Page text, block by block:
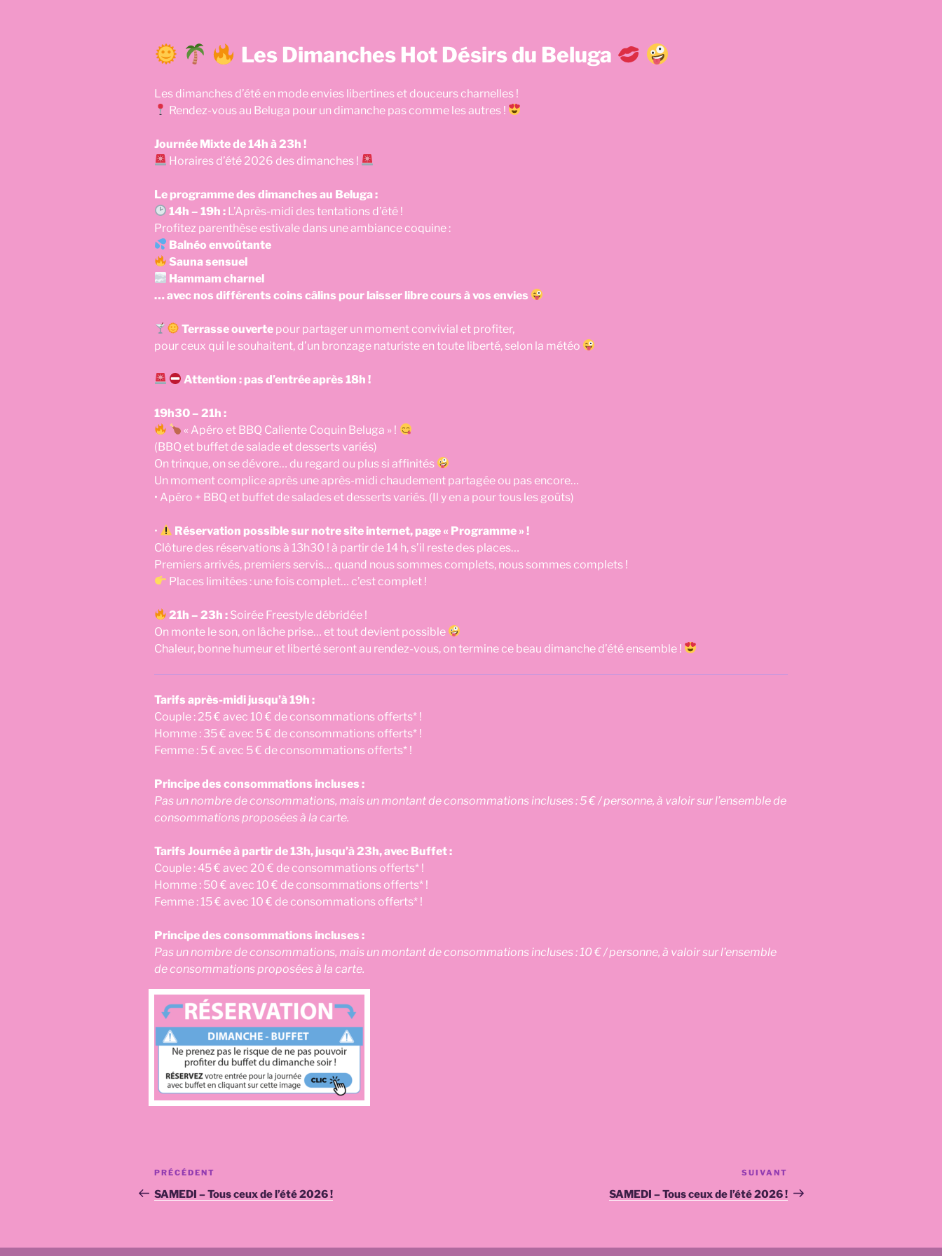
Les Dimanches Hot Désirs du Beluga
Les dimanches d’été en mode envies libertines et douceurs charnelles !
Rendez-vous au Beluga pour un dimanche pas comme les autres !
Journée Mixte de 14h à 23h !
Horaires d’été 2026 des dimanches !
Le programme des dimanches au Beluga :
14h – 19h : L’Après-midi des tentations d’été !
Profitez parenthèse estivale dans une ambiance coquine :
Balnéo envoûtante
Sauna sensuel
Hammam charnel
… avec nos différents coins câlins pour laisser libre cours à vos envies
Terrasse ouverte pour partager un moment convivial et profiter,
pour ceux qui le souhaitent, d’un bronzage naturiste en toute liberté, selon la météo
Attention : pas d’entrée après 18h !
19h30 – 21h :
« Apéro et BBQ Caliente Coquin Beluga » !
(BBQ et buffet de salade et desserts variés)
On trinque, on se dévore… du regard ou plus si affinités
Un moment complice après une après-midi chaudement partagée ou pas encore…
• Apéro + BBQ et buffet de salades et desserts variés. (Il y en a pour tous les goûts)
•
Réservation possible sur notre site internet, page « Programme » !
Clôture des réservations à 13h30 ! à partir de 14 h, s’il reste des places…
Premiers arrivés, premiers servis… quand nous sommes complets, nous sommes complets !
Places limitées : une fois complet… c’est complet !
21h – 23h : Soirée Freestyle débridée !
On monte le son, on lâche prise… et tout devient possible
Chaleur, bonne humeur et liberté seront au rendez-vous, on termine ce beau dimanche d’été ensemble !
Tarifs après-midi jusqu’à 19h :
Couple : 25 € avec 10 € de consommations offerts* !
Homme : 35 € avec 5 € de consommations offerts* !
Femme : 5 € avec 5 € de consommations offerts* !
Principe des consommations incluses :
Pas un nombre de consommations, mais un montant de consommations incluses : 5 € / personne, à valoir sur l’ensemble de
consommations proposées à la carte.
Tarifs Journée à partir de 13h, jusqu’à 23h, avec Buffet :
Couple : 45 € avec 20 € de consommations offerts* !
Homme : 50 € avec 10 € de consommations offerts* !
Femme : 15 € avec 10 € de consommations offerts* !
Principe des consommations incluses :
Pas un nombre de consommations, mais un montant de consommations incluses : 10 € / personne, à valoir sur l’ensemble
de consommations proposées à la carte.
Navigation
de
Article
précédent
PRÉCÉDENT
SAMEDI – Tous ceux de l’été 2026 !
suivant
SUIVANT
SAMEDI – Tous ceux de l’été 2026 !